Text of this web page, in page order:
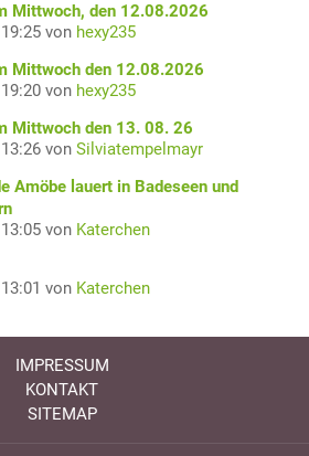
Mittwoch, den 12.08.2026
von hexy235
Mittwoch den 12.08.2026
von hexy235
Mittwoch den 13. 08. 26
von Silviatempelmayr
Amöbe lauert in Badeseen und
von Katerchen
von Katerchen
IMPRESSUM
KONTAKT
SITEMAP